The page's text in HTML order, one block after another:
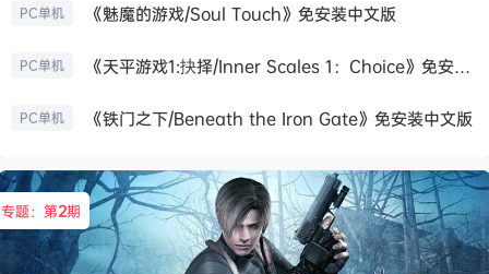
PC单机 《魅魔的游戏/Soul Touch》免安装中文版
PC单机 《天平游戏1:抉择/Inner Scales 1：Choice》免安装中文版
PC单机 《铁门之下/Beneath the Iron Gate》免安装中文版
专题：第2期